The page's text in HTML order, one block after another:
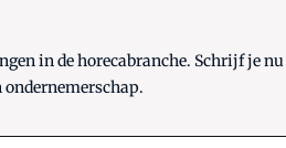
in de horecabranche. Schrijf je